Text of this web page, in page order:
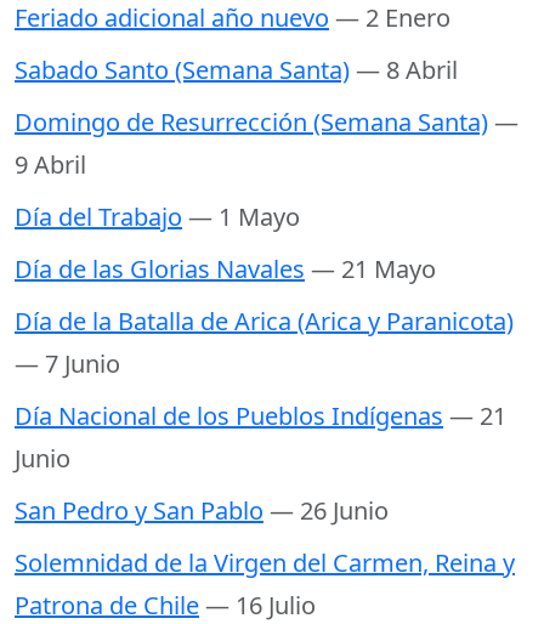
Feriado adicional año nuevo — 2 Enero
Sabado Santo (Semana Santa)— 8 Abril
Domingo de Resurrección (Semana Santa)—
9 Abril
Día del Trabajo — 1 Mayo
Día de las Glorias Navales — 21 Mayo
Día de la Batalla de Arica (Arica y Paranicota)
— 7 Junio
Día Nacional de los Pueblos Indígenas — 21
Junio
San Pedro y San Pablo — 26 Junio
Solemnidad de la Virgen del Carmen, Reina y
Patrona de Chile— 16 Julio